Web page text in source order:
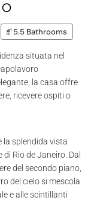
5.5 Bathrooms
situata nel
la casa offre
ricevere ospiti o
la splendida vista
Rio de Janeiro. Dal
del secondo piano,
del cielo si mescola
e alle scintillanti